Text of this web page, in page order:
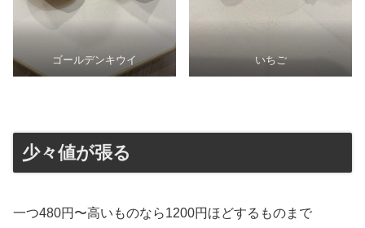
ゴールデンキウイ いちご
少々値が張る
一つ480円〜高いものなら1200円ほどするものまで